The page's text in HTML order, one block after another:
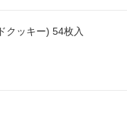
クッキー) 54枚入